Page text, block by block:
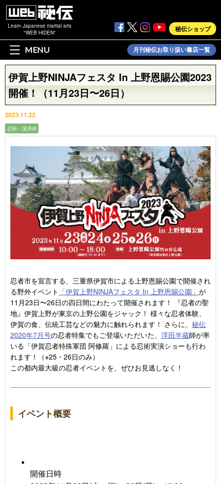
Learn Japanese martial arts
"WEB HIDEN"
秘伝ショップ
MENU 月刊秘伝お取り扱い書店一覧
伊賀上野NINJAフェスタ In 上野恩賜公園2023
開催！（11月23日〜26日）
2023.11.22
忍術／護身術
忍者市を宣言する、三重県伊賀市による上野恩賜公園で開催され
る野外イベント 「伊賀上野NINJAフェスタ In 上野恩賜公園」 が
11月23日〜26日の四日間にわたって開催されます！ 『忍者の聖
地』伊賀上野が東京の上野公園をジャック！ 様々な忍者体験、
伊賀の食、伝統工芸などの魅力に触れられます！ さらに、 秘伝
2020年7月号の忍者特集でもご登場いただいた、 浮田半蔵師が率
いる「伊賀忍者特殊軍団 阿修羅」による忍術実演ショーも行わ
れます！（※25・26日のみ）
この都内最大級の忍者イベントを、ぜひお見逃しなく！
イベント概要
開催日時